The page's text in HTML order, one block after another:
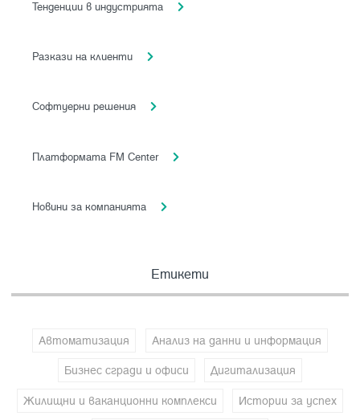
Тенденции в индустрията
Разкази на клиенти
Софтуерни решения
Платформата FM Center
Новини за компанията
Етикети
Автоматизация Анализ на данни и информация
Бизнес сгради и офиси Дигитализация
Жилищни и ваканционни комплекси Истории за успех